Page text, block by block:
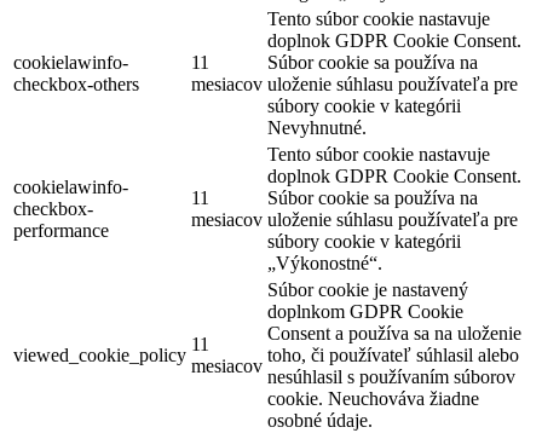
cookielawinfo-
checkbox-others
11
mesiacov
Tento súbor cookie nastavuje
doplnok GDPR Cookie Consent.
Súbor cookie sa používa na
uloženie súhlasu používateľa pre
súbory cookie v kategórii
Nevyhnutné.
cookielawinfo-
checkbox-
performance
11
mesiacov
Tento súbor cookie nastavuje
doplnok GDPR Cookie Consent.
Súbor cookie sa používa na
uloženie súhlasu používateľa pre
súbory cookie v kategórii
„Výkonostné“.
viewed_cookie_policy
11
mesiacov
Súbor cookie je nastavený
doplnkom GDPR Cookie
Consent a používa sa na uloženie
toho, či používateľ súhlasil alebo
nesúhlasil s používaním súborov
cookie. Neuchováva žiadne
osobné údaje.